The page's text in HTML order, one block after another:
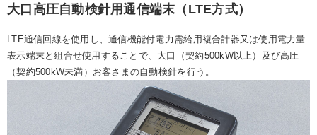
大口高圧自動検針用通信端末（LTE方式）
LTE通信回線を使用し、通信機能付電力需給用複合計器又は使用電力量
表示端末と組合せ使用することで、大口（契約500kW以上）及び高圧
（契約500kW未満）お客さまの自動検針を行う。